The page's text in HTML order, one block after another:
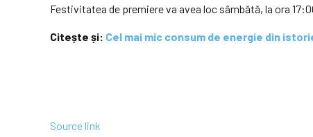
Festivitatea de premiere va avea loc sâmbătă, la ora
Citește și: Cel mai mic consum de energie din
Source link